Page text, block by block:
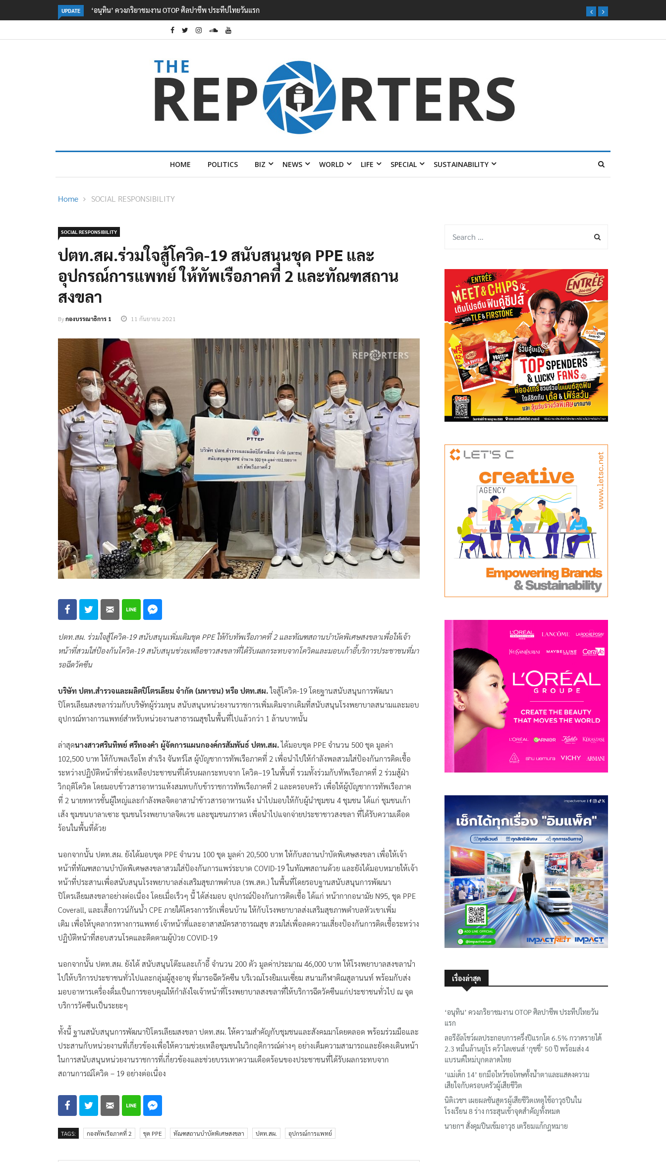
UPDATE ลอรีอัลโชว์ผลประกอบการครึ่งปีแรกโต 6.5% กวาดรายได้ 2.3 หมื่นล้านยูโร คว้าไลเซนส์ ‘กุชชี่’ 50 ปี พร้อมส่ง 4 แบรนด์ใหม่บุกตลาดไทย
HOME POLITICS BIZ NEWS WORLD LIFE SPECIAL SUSTAINABILITY
Home SOCIAL RESPONSIBILITY
SOCIAL RESPONSIBILITY
ปตท.สผ.ร่วมใจสู้โควิด-19 สนับสนุนชุด PPE และ
อุปกรณ์การแพทย์ ให้ทัพเรือภาคที่ 2 และทัณฑสถาน
สงขลา
Byกองบรรณาธิการ 1 11 กันยายน 2021
ปตท.สผ. ร่วมใจสู้โควิด-19 สนับสนุนเพิ่มเติมชุด PPE ให้กับทัพเรือภาคที่ 2 และทัณฑสถานบำบัดพิเศษสงขลาเพื่อให้เจ้า
หน้าที่สวมใส่ป้องกันโควิด-19 สนับสนุนช่วยเหลือชาวสงขลาที่ได้รับผลกระทบจากโควิดและมอบเก้าอี้บริการประชาชนที่มา
รอฉีดวัคซีน
บริษัท ปตท.สำรวจและผลิตปิโตรเลียม จำกัด (มหาชน) หรือ ปตท.สผ.ใจสู้โควิด-19 โดยฐานสนับสนุนการพัฒนา
ปิโตรเลียมสงขลาร่วมกับบริษัทผู้ร่วมทุน สนับสนุนหน่วยงานราชการเพิ่มเติมจากเดิมที่สนับสนุนโรงพยาบาลสนามและมอบ
อุปกรณ์ทางการแพทย์สำหรับหน่วยงานสาธารณสุขในพื้นที่ไปแล้วกว่า 1 ล้านบาทนั้น
ล่าสุดนางสาวศรินทิพย์ ศรีทองคำ ผู้จัดการแผนกองค์กรสัมพันธ์ ปตท.สผ.ได้มอบชุด PPE จำนวน 500 ชุด มูลค่า
102,500 บาท ให้กับพลเรือโท สำเริง จันทร์โส ผู้บัญชาการทัพเรือภาคที่ 2 เพื่อนำไปให้กำลังพลสวมใส่ป้องกันการติดเชื้อ
ระหว่างปฏิบัติหน้าที่ช่วยเหลือประชาชนที่ได้รบผลกระทบจาก โควิด–19 ในพื้นที่ รวมทั้งร่วมกับทัพเรือภาคที่ 2 ร่วมสู้ฝ่า
วิกฤติโควิด โดยมอบข้าวสารอาหารแห้งสมทบกับข้าราชการทัพเรือภาคที่ 2 และครอบครัว เพื่อให้ผู้บัญชาการทัพเรือภาค
ที่ 2 นายทหารชั้นผู้ใหญ่และกำลังพลจิตอาสานำข้าวสารอาหารแห้ง นำไปมอบให้กับผู้นำชุมชน 4 ชุมชน ได้แก่ ชุมชนเก้า
เส้ง ชุมชนบาลาเซาะ ชุมชนโรงพยาบาลจิตเวช และชุมชนภราดร เพื่อนำไปแจกจ่ายประชาชาวสงขลา ที่ได้รับความเดือด
ร้อนในพื้นที่ด้วย
นอกจากนั้น ปตท.สผ. ยังได้มอบชุด PPE จำนวน 100 ชุด มูลค่า 20,500 บาท ให้กับสถานบำบัดพิเศษสงขลา เพื่อให้เจ้า
หน้าที่ทัณฑสถานบำบัดพิเศษสงขลาสวมใส่ป้องกันการแพร่ระบาด COVID-19 ในทัณฑสถานด้วย และยังได้มอบหมายให้เจ้า
หน้าที่ประสานเพื่อสนับสนุนโรงพยาบาลส่งเสริมสุขภาพตำบล (รพ.สต.) ในพื้นที่โดยรอบฐานสนับสนุนการพัฒนา
ปิโตรเลียมสงขลาอย่างต่อเนื่อง โดยเมื่อเร็วๆ นี้ ได้ส่งมอบ อุปกรณ์ป้องกันการติดเชื้อ ได้แก่ หน้ากากอนามัย N95, ชุด PPE
Coverall, และเสื้อกาวน์กันน้ำ CPE ภายใต้โครงการรักเพื่อนบ้าน ให้กับโรงพยาบาลส่งเสริมสุขภาพตำบลหัวเขาเพิ่ม
เติม เพื่อให้บุคลากรทางการแพทย์ เจ้าหน้าที่และอาสาสมัครสาธารณสุข สวมใส่เพื่อลดความเสี่ยงป้องกันการติดเชื้อระหว่าง
ปฏิบัติหน้าที่สอบสวนโรคและติดตามผู้ป่วย COVID-19
นอกจากนั้น ปตท.สผ. ยังได้ สนับสนุนโต๊ะและเก้าอี้ จำนวน 200 ตัว มูลค่าประมาณ 46,000 บาท ให้โรงพยาบาลสงขลานำ
ไปให้บริการประชาชนทั่วไปและกลุ่มผู้สูงอายุ ที่มารอฉีดวัคซีน บริเวณโรงยิมเนเซี่ยม สนามกีฬาติณสูลานนท์ พร้อมกับส่ง
มอบอาหารเครื่องดื่มเป็นการขอบคุณให้กำลังใจเจ้าหน้าที่โรงพยาบาลสงขลาที่ให้บริการฉีดวัคซีนแก่ประชาชนทั่วไป ณ จุด
บริการวัคซีนเป็นระยะๆ
ทั้งนี้ ฐานสนับสนุนการพัฒนาปิโตรเลียมสงขลา ปตท.สผ. ให้ความสำคัญกับชุมชนและสังคมมาโดยตลอด พร้อมร่วมมือและ
ประสานกับหน่วยงานที่เกี่ยวข้องเพื่อให้ความช่วยเหลือชุมชนในวิกฤติการณ์ต่างๆ อย่างเต็มความสามารถและยังคงเดินหน้า
ในการสนับสนุนหน่วยงานราชการที่เกี่ยวข้องและช่วยบรรเทาความเดือดร้อนของประชาชนที่ได้รับผลกระทบจาก
สถานการณ์โควิด – 19 อย่างต่อเนื่อง
TAGS: กองทัพเรือภาคที่ 2 ชุด PPE ทัณฑสถานบำบัดพิเศษสงขลา ปตท.สผ. อุปกรณ์การแพทย์
เรื่องล่าสุด
‘อนุทิน’ ควงภริยาชมงาน OTOP ศิลปาชีพ ประทีปไทยวัน
แรก
ลอรีอัลโชว์ผลประกอบการครึ่งปีแรกโต 6.5% กวาดรายได้
2.3 หมื่นล้านยูโร คว้าไลเซนส์ ‘กุชชี่’ 50 ปี พร้อมส่ง 4
แบรนด์ใหม่บุกตลาดไทย
‘แม่เด็ก 14’ ยกมือไหว้ขอโทษทั้งน้ำตาและแสดงความ
เสียใจกับครอบครัวผู้เสียชีวิต
นิติเวชฯ เผยผลชันสูตรผู้เสียชีวิตเหตุใช้อาวุธปืนใน
โรงเรียน 8 ร่าง กระสุนเข้าจุดสำคัญทั้งหมด
นายกฯ สั่งคุมปืนเข้มอาวุธ เตรียมแก้กฎหมาย